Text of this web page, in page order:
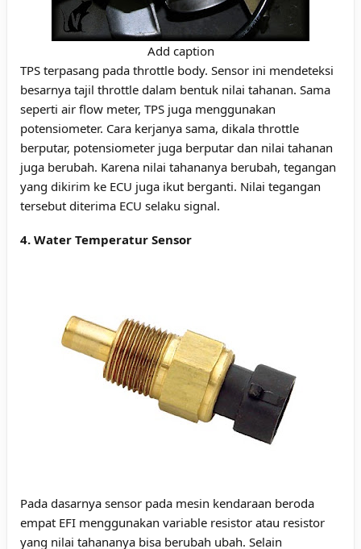
Add caption
TPS terpasang pada throttle body. Sensor ini mendeteksi
besarnya tajil throttle dalam bentuk nilai tahanan. Sama
seperti air flow meter, TPS juga menggunakan
potensiometer. Cara kerjanya sama, dikala throttle
berputar, potensiometer juga berputar dan nilai tahanan
juga berubah. Karena nilai tahananya berubah, tegangan
yang dikirim ke ECU juga ikut berganti. Nilai tegangan
tersebut diterima ECU selaku signal.
4. Water Temperatur Sensor
Pada dasarnya sensor pada mesin kendaraan beroda
empat EFI menggunakan variable resistor atau resistor
yang nilai tahananya bisa berubah ubah. Selain